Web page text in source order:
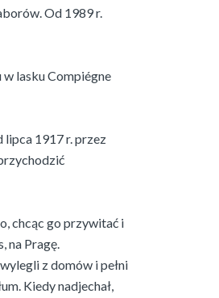
Od 1989 r.
lasku Compiégne
lipca 1917 r. przez
chcąc go przywitać i
na Pragę.
z domów i pełni
Kiedy nadjechał,